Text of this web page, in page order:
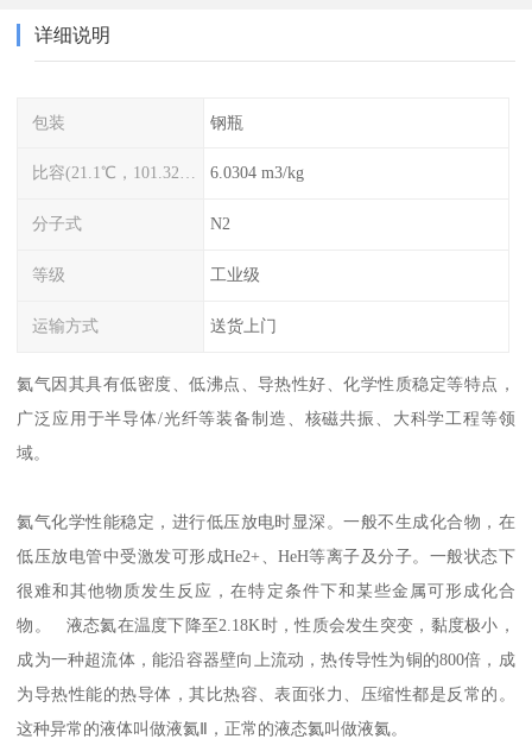
详细说明
包装 钢瓶
比容(21.1℃，101.325kPa) 6.0304 m3/kg
分子式 N2
等级 工业级
运输方式 送货上门
氦气因其具有低密度、低沸点、导热性好、化学性质稳定等特点，
广泛应用于半导体/光纤等装备制造、核磁共振、大科学工程等领
域。
氦气化学性能稳定，进行低压放电时显深。一般不生成化合物，在
低压放电管中受激发可形成He2+、HeH等离子及分子。一般状态下
很难和其他物质发生反应，在特定条件下和某些金属可形成化合
物。 液态氦在温度下降至2.18K时，性质会发生突变，黏度极小，
成为一种超流体，能沿容器壁向上流动，热传导性为铜的800倍，成
为导热性能的热导体，其比热容、表面张力、压缩性都是反常的。
这种异常的液体叫做液氦Ⅱ，正常的液态氦叫做液氦。